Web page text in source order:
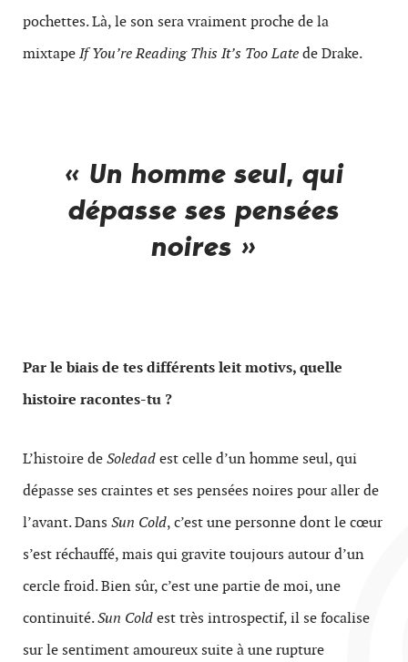
pochettes. Là, le son sera vraiment proche de la
mixtapeIf You’re Reading This It’s Too Latede Drake.
« Un homme seul, qui
dépasse ses pensées
noires »
Par le biais de tes différents leit motivs, quelle
histoire racontes-tu ?
L’histoire deSoledadest celle d’un homme seul, qui
dépasse ses craintes et ses pensées noires pour aller de
l’avant. Dans Sun Cold, c’est une personne dont le cœur
s’est réchauffé, mais qui gravite toujours autour d’un
cercle froid. Bien sûr, c’est une partie de moi, une
continuité.Sun Coldest très introspectif, il se focalise
sur le sentiment amoureux suite à une rupture